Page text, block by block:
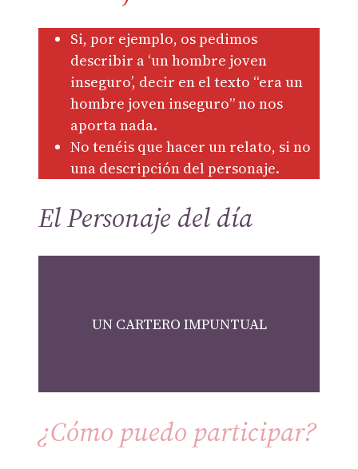
Si, por ejemplo, os pedimos
describir a ‘un hombre joven
inseguro’, decir en el texto “era un
hombre joven inseguro” no nos
aporta nada.
No tenéis que hacer un relato, si no
una descripción del personaje.
El Personaje del día
UN CARTERO IMPUNTUAL
¿Cómo puedo participar?